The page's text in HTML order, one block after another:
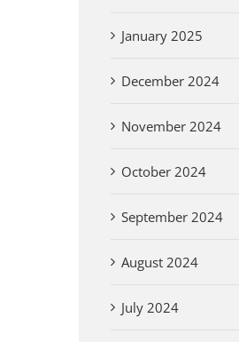
January 2025
December 2024
November 2024
October 2024
September 2024
August 2024
July 2024